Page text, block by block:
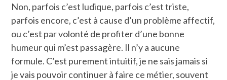
Non, parfois c’est ludique, parfois c’est triste,
parfois encore, c’est à cause d’un problème affectif,
ou c’est par volonté de profiter d’une bonne
humeur qui m’est passagère. Il n’y a aucune
formule. C’est purement intuitif, je ne sais jamais si
je vais pouvoir continuer à faire ce métier, souvent